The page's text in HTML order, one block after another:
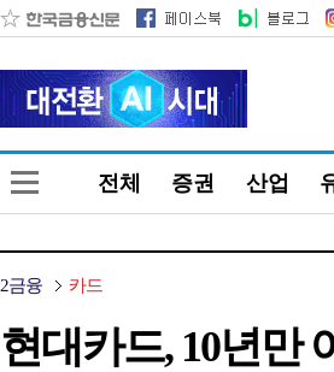
전체 증권 산업
2금융 카드
현대카드, 10년만